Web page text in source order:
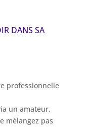
DANS SA
professionnelle
un amateur,
mélangez pas